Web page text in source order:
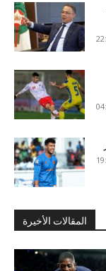
المقالات الأخيرة